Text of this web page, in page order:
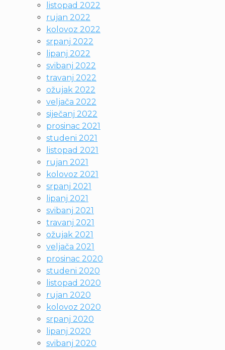
listopad 2022
rujan 2022
kolovoz 2022
srpanj 2022
lipanj 2022
svibanj 2022
travanj 2022
ožujak 2022
veljača 2022
siječanj 2022
prosinac 2021
studeni 2021
listopad 2021
rujan 2021
kolovoz 2021
srpanj 2021
lipanj 2021
svibanj 2021
travanj 2021
ožujak 2021
veljača 2021
prosinac 2020
studeni 2020
listopad 2020
rujan 2020
kolovoz 2020
srpanj 2020
lipanj 2020
svibanj 2020